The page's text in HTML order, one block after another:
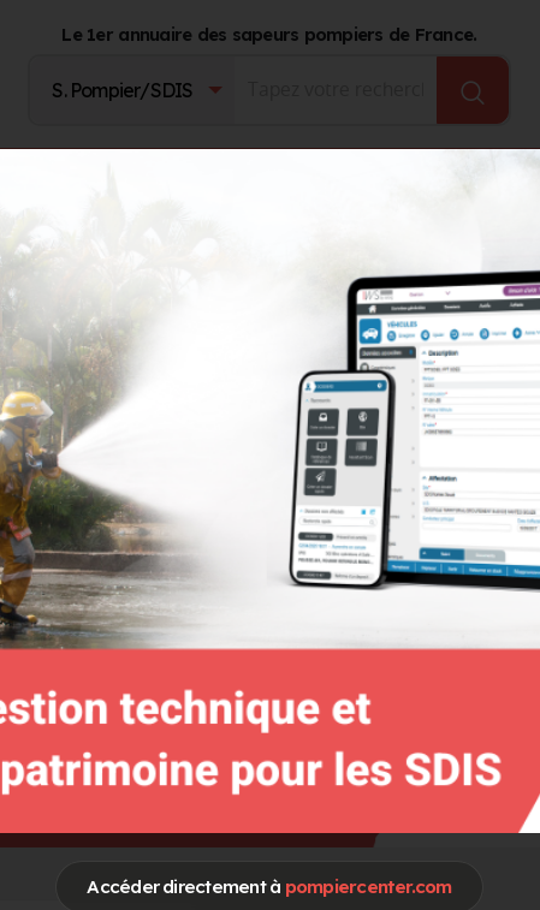
Accéder directement à pompiercenter.com
Le 1er annuaire des sapeurs pompiers de France.
Spécialités / Centres d'intérêt
FDF Feux de foret